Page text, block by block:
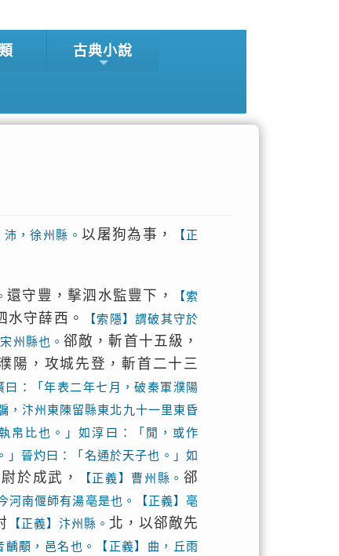
古典小說
沛，徐州縣。以屠狗為事，
【正
還守豐，擊泗水監豐下，
【索
水守薛西。
【索隱】謂破其守於
州縣也。郤敵，斬首十五級，
陽，攻城先登，斬首二十三
曰：「年表二年七月，破秦軍濮陽
，汴州東陳留縣東北九十一里東昏
帛比也。」如淳曰：「閒，或作
」晉灼曰：「名通於天子也。」如
於成武， 【正義】曹州縣。 郤
河南偃師有湯亳是也。【正義】亳
【正義】汴州縣。 北，以郤敵先
齲顒，邑名也。【正義】曲，丘雨